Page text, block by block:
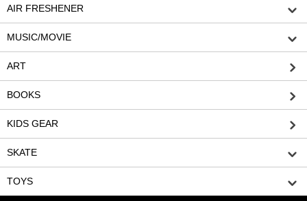
AIR FRESHENER
MUSIC/MOVIE
ART
BOOKS
KIDS GEAR
SKATE
TOYS